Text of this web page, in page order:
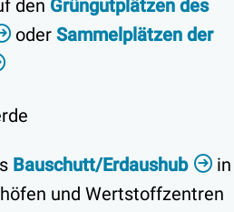
den Grüngutplätzen des
oder Sammelplätzen der
Bauschutt/Erdaushub
in
und Wertstoffzentren